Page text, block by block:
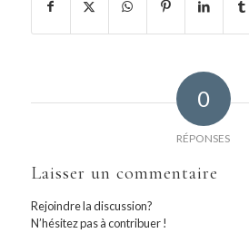
0
RÉPONSES
Laisser un commentaire
Rejoindre la discussion?
N’hésitez pas à contribuer !